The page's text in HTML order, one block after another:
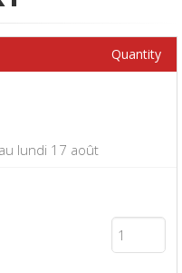
lundi 17 août
Quantity